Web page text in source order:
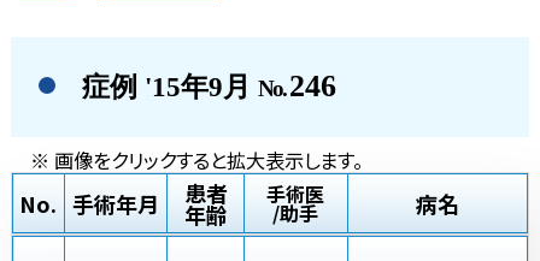
症例 '15年9月 No.246
※ 画像をクリックすると拡大表示します。
No. 手術年月 患者
年齢
手術医
/助手 病名